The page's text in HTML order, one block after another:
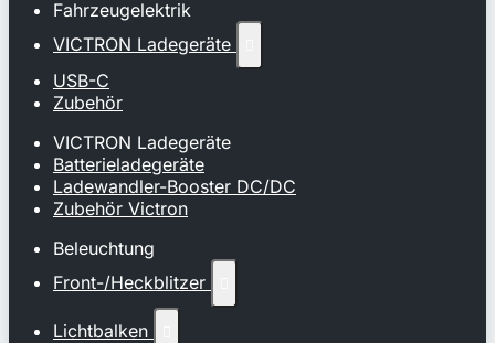
Fahrzeugelektrik
VICTRON Ladegeräte
USB-C
Zubehör
VICTRON Ladegeräte
Batterieladegeräte
Ladewandler-Booster DC/DC
Zubehör Victron
Beleuchtung
Front-/Heckblitzer
Lichtbalken